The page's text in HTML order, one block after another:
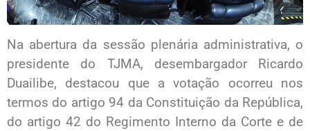
Na abertura da sessão plenária administrativa, o
presidente do TJMA, desembargador Ricardo
Duailibe, destacou que a votação ocorreu nos
termos do artigo 94 da Constituição da República,
do artigo 42 do Regimento Interno da Corte e de